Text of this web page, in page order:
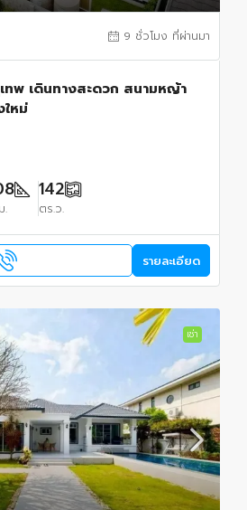
9 ชั่วโมง ที่ผ่านมา
พ เดินทางสะดวก สนามหญ้า
ใหม่
.
142
ตร.ว.
รายละเอียด
เช่า